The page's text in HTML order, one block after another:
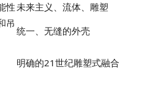
性未来主义、流体、雕塑
吊
统一、无缝的外壳
明确的21世纪雕塑式融合